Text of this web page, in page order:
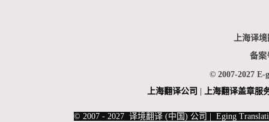
上海译
备案
© 2007-2027 E-
上海翻译公司 上海翻译盖章服
© 2007 - 2027 译境翻译 (中国) 公司 | Eging